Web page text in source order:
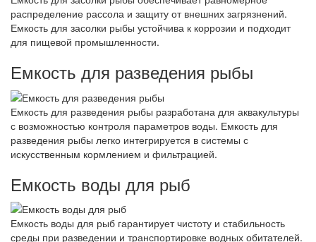
распределение рассола и защиту от внешних загрязнений.
Емкость для засолки рыбы устойчива к коррозии и подходит
для пищевой промышленности.
Емкость для разведения рыбы
Емкость для разведения рыбы разработана для аквакультуры
с возможностью контроля параметров воды. Емкость для
разведения рыбы легко интегрируется в системы с
искусственным кормлением и фильтрацией.
Емкость воды для рыб
Емкость воды для рыб гарантирует чистоту и стабильность
среды при разведении и транспортировке водных обитателей.